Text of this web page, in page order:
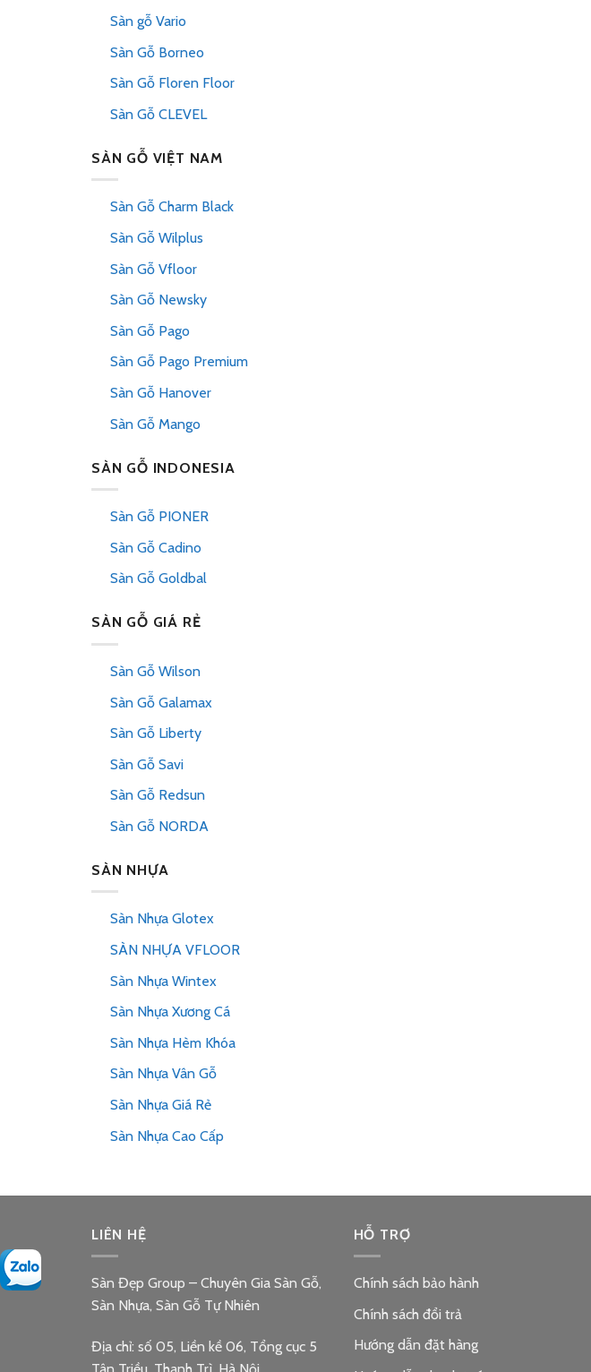
Sàn gỗ Vario
Sàn Gỗ Borneo
Sàn Gỗ Floren Floor
Sàn Gỗ CLEVEL
SÀN GỖ VIỆT NAM
Sàn Gỗ Charm Black
Sàn Gỗ Wilplus
Sàn Gỗ Vfloor
Sàn Gỗ Newsky
Sàn Gỗ Pago
Sàn Gỗ Pago Premium
Sàn Gỗ Hanover
Sàn Gỗ Mango
SÀN GỖ INDONESIA
Sàn Gỗ PIONER
Sàn Gỗ Cadino
Sàn Gỗ Goldbal
SÀN GỖ GIÁ RẺ
Sàn Gỗ Wilson
Sàn Gỗ Galamax
Sàn Gỗ Liberty
Sàn Gỗ Savi
Sàn Gỗ Redsun
Sàn Gỗ NORDA
SÀN NHỰA
Sàn Nhựa Glotex
SÀN NHỰA VFLOOR
Sàn Nhựa Wintex
Sàn Nhựa Xương Cá
Sàn Nhựa Hèm Khóa
Sàn Nhựa Vân Gỗ
Sàn Nhựa Giá Rẻ
Sàn Nhựa Cao Cấp
LIÊN HỆ
Sàn Đẹp Group – Chuyên Gia Sàn Gỗ,
Sàn Nhựa, Sàn Gỗ Tự Nhiên
Địa chỉ: số 05, Liền kề 06, Tổng cục 5
HỖ TRỢ
Chính sách bảo hành
Chính sách đổi trả
Hướng dẫn đặt hàng